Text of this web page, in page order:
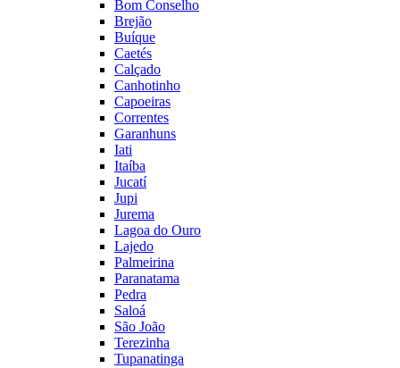
Bom Conselho
Brejão
Buíque
Caetés
Calçado
Canhotinho
Capoeiras
Correntes
Garanhuns
Iati
Itaíba
Jucatí
Jupi
Jurema
Lagoa do Ouro
Lajedo
Palmeirina
Paranatama
Pedra
Saloá
São João
Terezinha
Tupanatinga